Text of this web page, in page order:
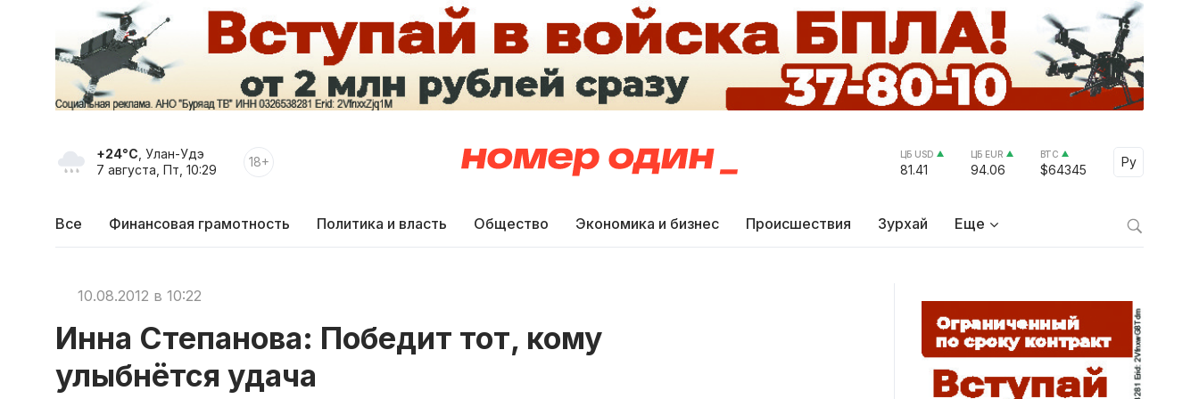
+24°C , Улан-Удэ
7 августа, Пт, 10:29
18+ ЦБ USD
81.41
ЦБ EUR
94.06
BTC
$64345
Ру
Select
Все Финансовая грамотность Политика и власть Общество Экономика и бизнес Происшествия Зурхай Еще
10.08.2012 в 10:22
Инна Степанова: Победит тот, кому
улыбнётся удача